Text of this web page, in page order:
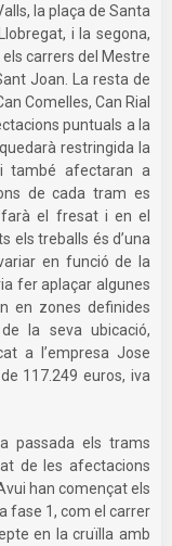
la plaça de Santa
i la segona,
carrers del Mestre
Joan. La resta de
Comelles, Can Rial
puntuals a la
restringida la
també afectaran a
de cada tram es
el fresat i en el
els treballs és d’una
en funció de la
fer aplaçar algunes
en zones definides
la seva ubicació,
a l’empresa Jose
117.249 euros, iva
passada els trams
de les afectacions
han començat els
fase 1, com el carrer
en la cruïlla amb